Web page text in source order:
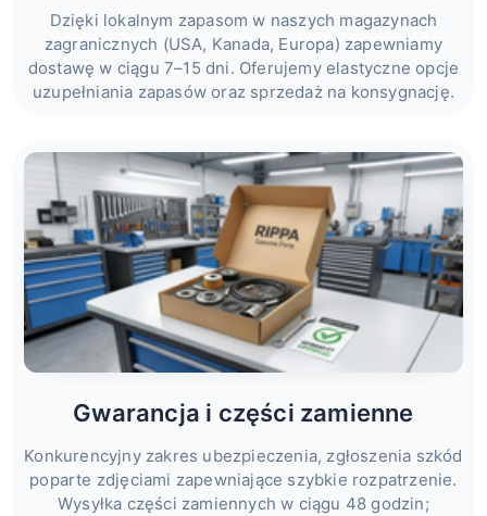
Dzięki lokalnym zapasom w naszych magazynach
zagranicznych (USA, Kanada, Europa) zapewniamy
dostawę w ciągu 7–15 dni. Oferujemy elastyczne opcje
uzupełniania zapasów oraz sprzedaż na konsygnację.
Gwarancja i części zamienne
Konkurencyjny zakres ubezpieczenia, zgłoszenia szkód
poparte zdjęciami zapewniające szybkie rozpatrzenie.
Wysyłka części zamiennych w ciągu 48 godzin;